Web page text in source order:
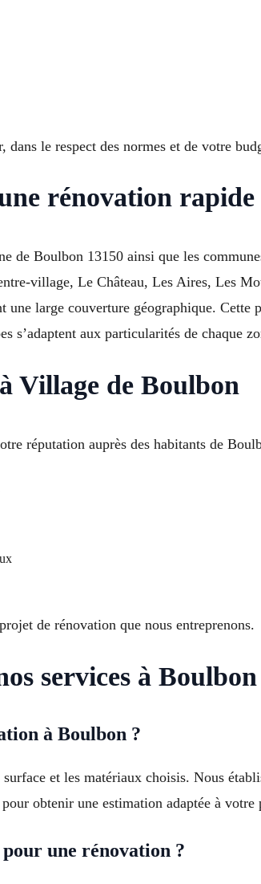
le respect des normes et de votre
rénovation rapide
de Boulbon 13150 ainsi que les
village, Le Château, Les Aires, Les
une large couverture géographique.
s’adaptent aux particularités de chaque
Village de Boulbon
réputation auprès des habitants de
de rénovation que nous entreprenons.
services à Boulbon
à Boulbon ?
et les matériaux choisis. Nous
obtenir une estimation adaptée à votre
pour une rénovation ?